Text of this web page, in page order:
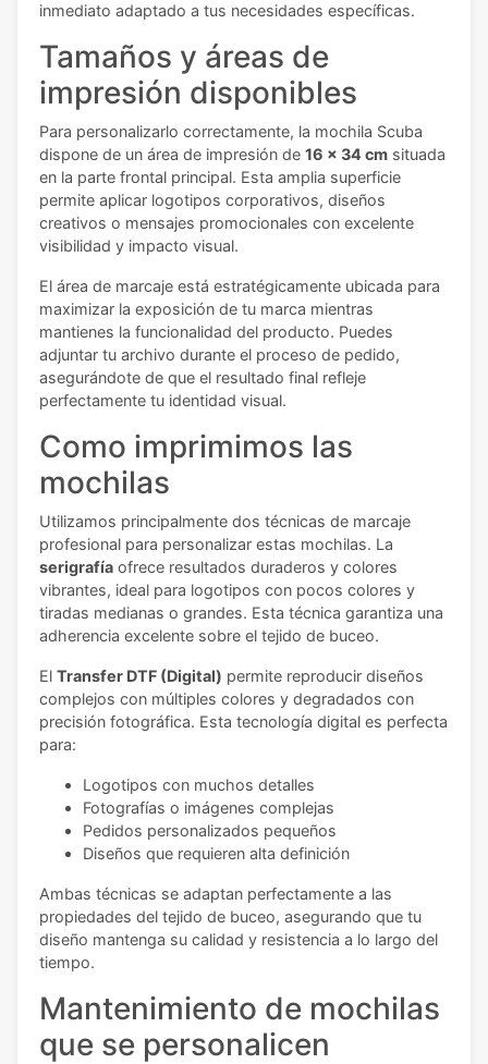
inmediato adaptado a tus necesidades específicas.
Tamaños y áreas de
impresión disponibles
Para personalizarlo correctamente, la mochila Scuba
dispone de un área de impresión de 16 x 34 cm situada
en la parte frontal principal. Esta amplia superficie
permite aplicar logotipos corporativos, diseños
creativos o mensajes promocionales con excelente
visibilidad y impacto visual.
El área de marcaje está estratégicamente ubicada para
maximizar la exposición de tu marca mientras
mantienes la funcionalidad del producto. Puedes
adjuntar tu archivo durante el proceso de pedido,
asegurándote de que el resultado final refleje
perfectamente tu identidad visual.
Como imprimimos las
mochilas
Utilizamos principalmente dos técnicas de marcaje
profesional para personalizar estas mochilas. La
serigrafía ofrece resultados duraderos y colores
vibrantes, ideal para logotipos con pocos colores y
tiradas medianas o grandes. Esta técnica garantiza una
adherencia excelente sobre el tejido de buceo.
El Transfer DTF (Digital) permite reproducir diseños
complejos con múltiples colores y degradados con
precisión fotográfica. Esta tecnología digital es perfecta
para:
Logotipos con muchos detalles
Fotografías o imágenes complejas
Pedidos personalizados pequeños
Diseños que requieren alta definición
Ambas técnicas se adaptan perfectamente a las
propiedades del tejido de buceo, asegurando que tu
diseño mantenga su calidad y resistencia a lo largo del
tiempo.
Mantenimiento de mochilas
que se personalicen